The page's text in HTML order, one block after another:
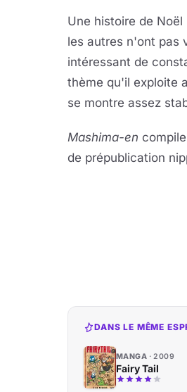
Une histoire de Noël
les autres n'ont pas
intéressant de
thème qu'il exploite
se montre assez
Mashima-en
de prépublication
DANS LE MÊME
MANGA 2009
Fairy Tail